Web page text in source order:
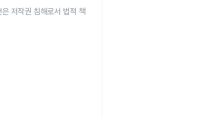
저작권 침해로서 법적 책